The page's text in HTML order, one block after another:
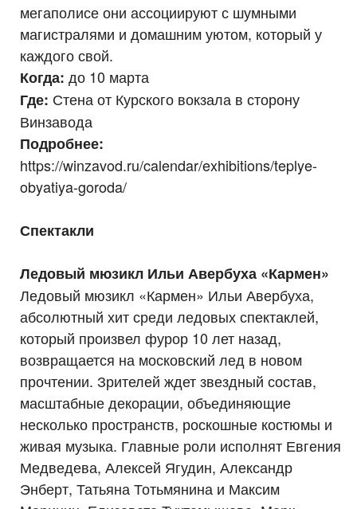
мегаполисе они ассоциируют с шумными
магистралями и домашним уютом, который у
каждого свой.
Когда: до 10 марта
Где: Стена от Курского вокзала в сторону
Винзавода
Подробнее:
https://winzavod.ru/calendar/exhibitions/teplye-
obyatiya-goroda/
Спектакли
Ледовый мюзикл Ильи Авербуха «Кармен»
Ледовый мюзикл «Кармен» Ильи Авербуха,
абсолютный хит среди ледовых спектаклей,
который произвел фурор 10 лет назад,
возвращается на московский лед в новом
прочтении. Зрителей ждет звездный состав,
масштабные декорации, объединяющие
несколько пространств, роскошные костюмы и
живая музыка. Главные роли исполнят Евгения
Медведева, Алексей Ягудин, Александр
Энберт, Татьяна Тотьмянина и Максим